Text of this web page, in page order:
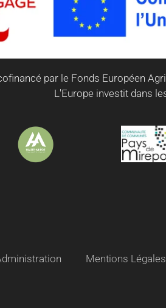
par le Fonds Européen
L'Europe investit dans
Mentions Légales